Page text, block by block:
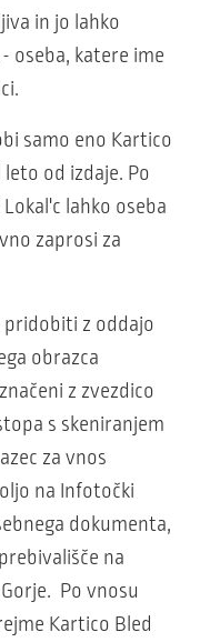
in jo lahko
oseba, katere ime
samo eno Kartico
leto od izdaje. Po
lahko oseba
zaprosi za
pridobiti z oddajo
obrazca
z zvezdico
s skeniranjem
za vnos
na Infotočki
dokumenta,
na
Po vnosu
Kartico Bled